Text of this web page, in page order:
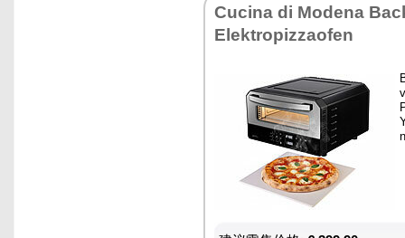
Cucina di Modena
Elektropizzaofen